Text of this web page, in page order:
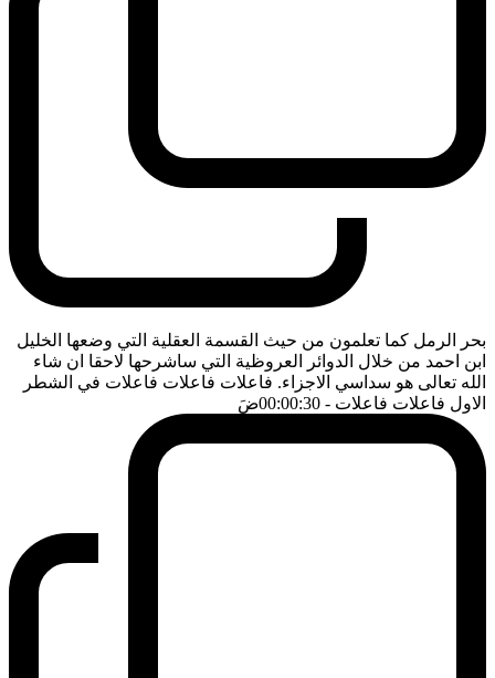
بحر الرمل كما تعلمون من حيث القسمة العقلية التي وضعها الخليل
ابن احمد من خلال الدوائر العروظية التي ساشرحها لاحقا ان شاء
الله تعالى هو سداسي الاجزاء. فاعلات فاعلات فاعلات في الشطر
الاول فاعلات فاعلات - 00:00:30 ضَ